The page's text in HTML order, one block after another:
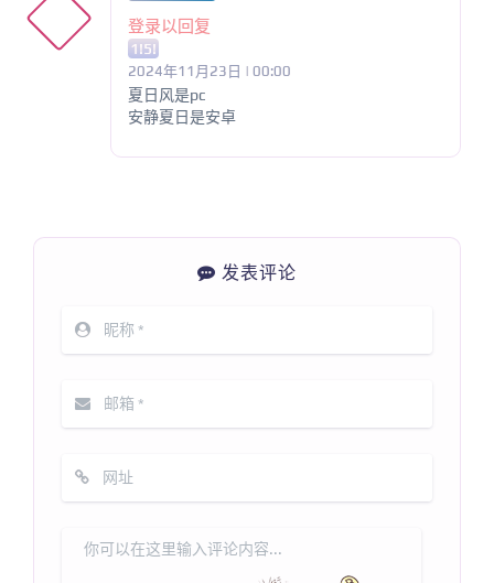
登录以回复
1!5!
2024年11月23日 | 00:00
夏日风是pc
安静夏日是安卓
发表评论